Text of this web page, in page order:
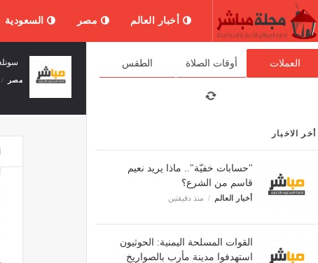
أخبار العالم مصر السعودية
العملات أوقات الصلاة الطقس
أخر الاخبار
"حسابات خفيّة".. ماذا يريد نعيم
قاسم من الشرع؟
أخبار العالم منذ دقيقتين
القوات المسلحة اليمنية: الحوثيون
استهدفوا مدينة مأرب بالصواريخ
مصر
شرط ينسف نفسه... إسرائيل تطلب سيطرة
الجيش ثم تدخل منطقته
أخبار العالم